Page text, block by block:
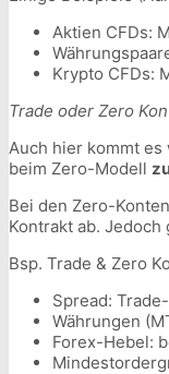
Aktien CFDs:
Krypto CFDs:
Trade oder Zero
Auch hier kommt
beim Zero-Modell
Bei den Zero-
Kontrakt ab.
Bsp. Trade & Zero
Spread:
Währungen
Forex-Hebel: